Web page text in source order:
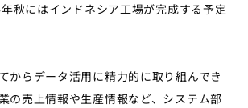
秋にはインドネシア工場が完成する予定
からデータ活用に精力的に取り組んでき
の売上情報や生産情報など、システム部